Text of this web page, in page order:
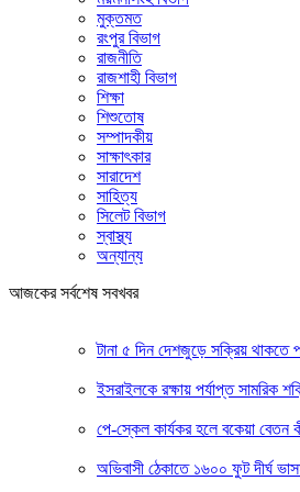
মুক্তমত
রংপুর বিভাগ
রাজনীতি
রাজশাহী বিভাগ
শিক্ষা
শিশুতোষ
সম্পাদকীয়
সাক্ষাৎকার
সারাদেশ
সাহিত্য
সিলেট বিভাগ
স্বাস্থ্য
অন্যান্য
আজকের সর্বশেষ সবখবর
টানা ৫ দিন দেশজুড়ে সক্রিয় থাকতে
ইসরাইলকে রক্ষায় পর্যাপ্ত সামরিক
পে-স্কেল কার্যকর হলে বকেয়া বেতন
অভিবাসী ঠেকাতে ১৬০০ ফুট দীর্ঘ